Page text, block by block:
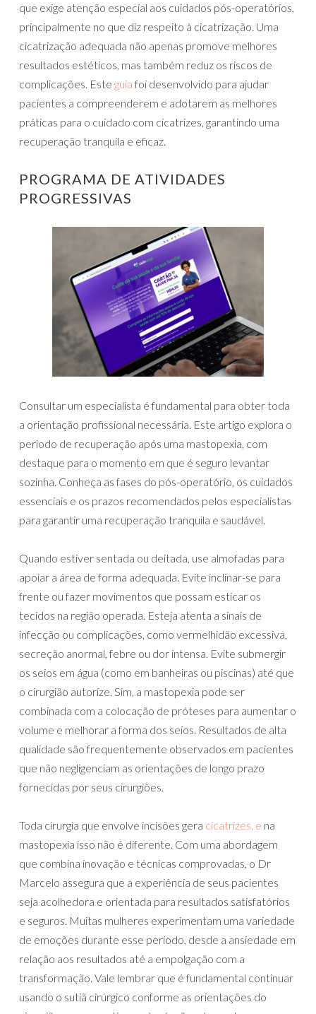
que exige atenção especial aos cuidados pós-operatórios,
principalmente no que diz respeito à cicatrização. Uma
cicatrização adequada não apenas promove melhores
resultados estéticos, mas também reduz os riscos de
complicações. Este guia foi desenvolvido para ajudar
pacientes a compreenderem e adotarem as melhores
práticas para o cuidado com cicatrizes, garantindo uma
recuperação tranquila e eficaz.
PROGRAMA DE ATIVIDADES
PROGRESSIVAS
Consultar um especialista é fundamental para obter toda
a orientação profissional necessária. Este artigo explora o
período de recuperação após uma mastopexia, com
destaque para o momento em que é seguro levantar
sozinha. Conheça as fases do pós-operatório, os cuidados
essenciais e os prazos recomendados pelos especialistas
para garantir uma recuperação tranquila e saudável.
Quando estiver sentada ou deitada, use almofadas para
apoiar a área de forma adequada. Evite inclinar-se para
frente ou fazer movimentos que possam esticar os
tecidos na região operada. Esteja atenta a sinais de
infecção ou complicações, como vermelhidão excessiva,
secreção anormal, febre ou dor intensa. Evite submergir
os seios em água (como em banheiras ou piscinas) até que
o cirurgião autorize. Sim, a mastopexia pode ser
combinada com a colocação de próteses para aumentar o
volume e melhorar a forma dos seios. Resultados de alta
qualidade são frequentemente observados em pacientes
que não negligenciam as orientações de longo prazo
fornecidas por seus cirurgiões.
Toda cirurgia que envolve incisões gera cicatrizes, e na
mastopexia isso não é diferente. Com uma abordagem
que combina inovação e técnicas comprovadas, o Dr
Marcelo assegura que a experiência de seus pacientes
seja acolhedora e orientada para resultados satisfatórios
e seguros. Muitas mulheres experimentam uma variedade
de emoções durante esse período, desde a ansiedade em
relação aos resultados até a empolgação com a
transformação. Vale lembrar que é fundamental continuar
usando o sutiã cirúrgico conforme as orientações do